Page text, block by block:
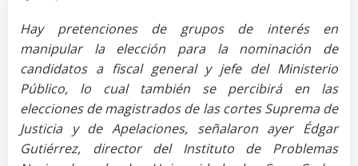
Hay pretenciones de grupos de interés en
manipular la elección para la nominación de
candidatos a fiscal general y jefe del Ministerio
Público, lo cual también se percibirá en las
elecciones de magistrados de las cortes Suprema de
Justicia y de Apelaciones, señalaron ayer Édgar
Gutiérrez, director del Instituto de Problemas